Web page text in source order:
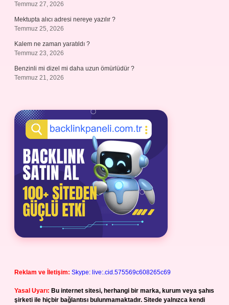
Temmuz 27, 2026
Mektupta alıcı adresi nereye yazılır ?
Temmuz 25, 2026
Kalem ne zaman yaratıldı ?
Temmuz 23, 2026
Benzinli mi dizel mi daha uzun ömürlüdür ?
Temmuz 21, 2026
Reklam ve İletişim: Skype: live:.cid.575569c608265c69
Yasal Uyarı: Bu internet sitesi, herhangi bir marka, kurum veya şahıs
şirketi ile hiçbir bağlantısı bulunmamaktadır. Sitede yalnızca kendi